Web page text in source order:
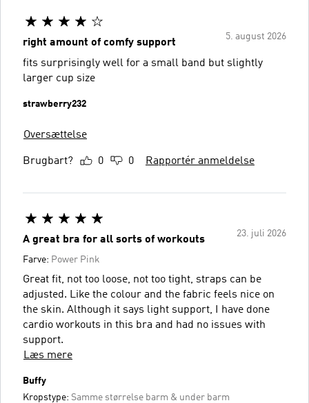
5. august 2026
right amount of comfy support
fits surprisingly well for a small band but slightly
larger cup size
strawberry232
Oversættelse
Brugbart? 0 0 Rapportér anmeldelse
23. juli 2026
A great bra for all sorts of workouts
Farve: Power Pink
Great fit, not too loose, not too tight, straps can be
adjusted. Like the colour and the fabric feels nice on
the skin. Although it says light support, I have done
cardio workouts in this bra and had no issues with
support.
Læs mere
Buffy
Kropstype: Samme størrelse barm & under barm